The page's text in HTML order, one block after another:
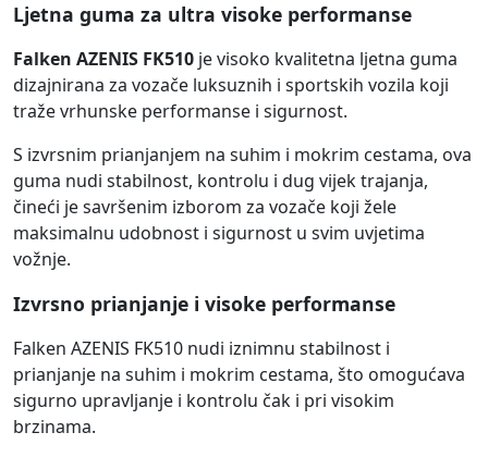
Ljetna guma za ultra visoke performanse
Falken AZENIS FK510 je visoko kvalitetna ljetna guma
dizajnirana za vozače luksuznih i sportskih vozila koji
traže vrhunske performanse i sigurnost.
S izvrsnim prianjanjem na suhim i mokrim cestama, ova
guma nudi stabilnost, kontrolu i dug vijek trajanja,
čineći je savršenim izborom za vozače koji žele
maksimalnu udobnost i sigurnost u svim uvjetima
vožnje.
Izvrsno prianjanje i visoke performanse
Falken AZENIS FK510 nudi iznimnu stabilnost i
prianjanje na suhim i mokrim cestama, što omogućava
sigurno upravljanje i kontrolu čak i pri visokim
brzinama.